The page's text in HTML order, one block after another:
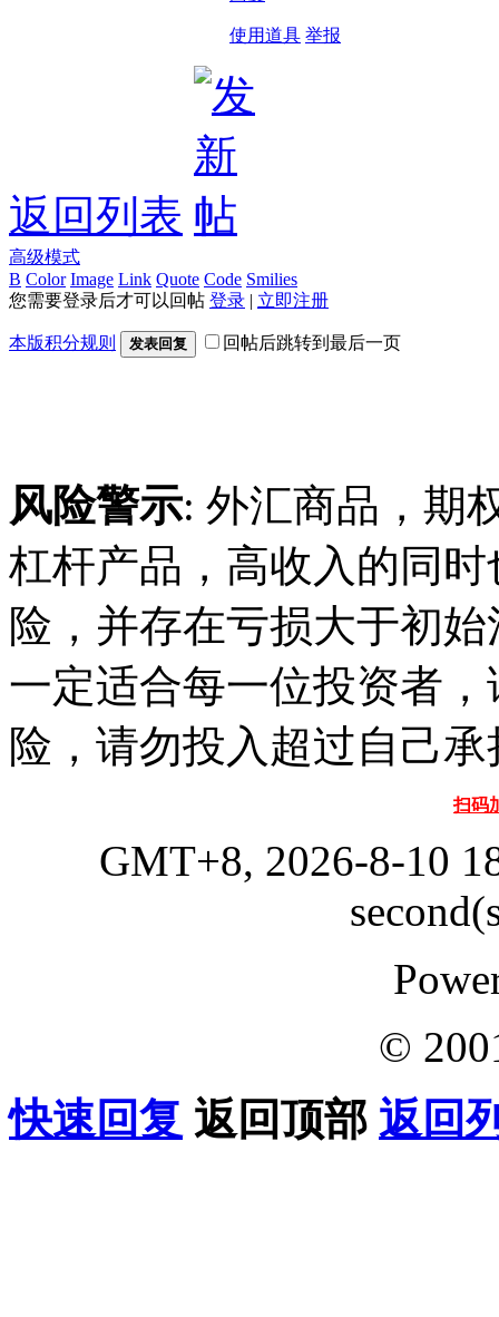
使用道具 举报
返回列表
高级模式
B Color Image Link Quote Code Smilies
您需要登录后才可以回帖 登录 | 立即注册
本版积分规则 发表回复 回帖后跳转到最后一页
风险警示: 外汇商品，期
杠杆产品，高收入的同
险，并存在亏损大于初
一定适合每一位投资者
险，请勿投入超过自己
扫码
GMT+8, 2026-8-10
©
快速回复 返回顶部 返回